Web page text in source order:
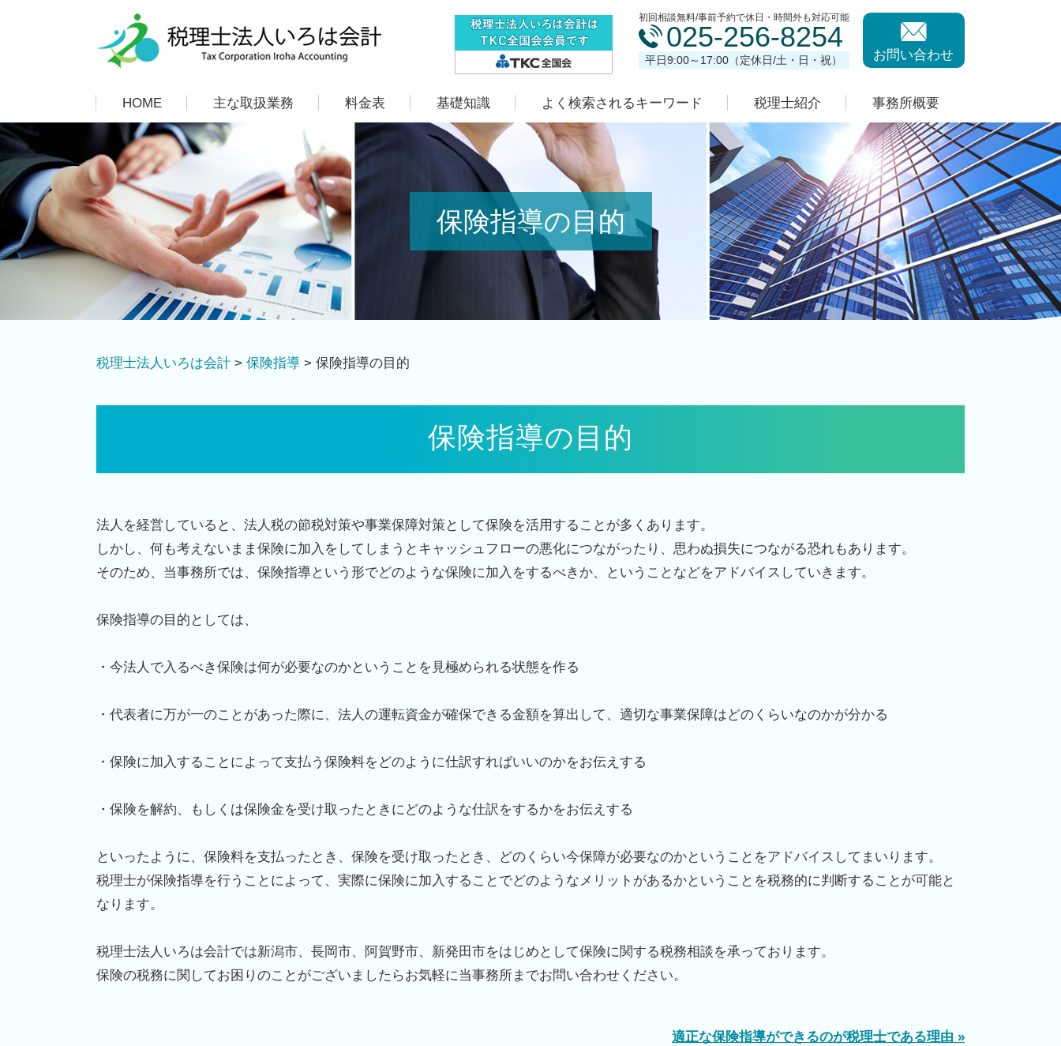
保険指導の目的
初回相談無料/事前予約で休日・時間外も対応可能
025-256-8254
平日9:00～17:00（定休日/土・日・祝） お問い合わせ
HOME 主な取扱業務 料金表 基礎知識 よく検索されるキーワード 税理士紹介 事務所概要
税理士法人いろは会計 > 保険指導 > 保険指導の目的
保険指導の目的
法人を経営していると、法人税の節税対策や事業保障対策として保険を活用することが多くあります。
しかし、何も考えないまま保険に加入をしてしまうとキャッシュフローの悪化につながったり、思わぬ損失につながる恐れもあります。
そのため、当事務所では、保険指導という形でどのような保険に加入をするべきか、ということなどをアドバイスしていきます。
保険指導の目的としては、
・今法人で入るべき保険は何が必要なのかということを見極められる状態を作る
・代表者に万が一のことがあった際に、法人の運転資金が確保できる金額を算出して、適切な事業保障はどのくらいなのかが分かる
・保険に加入することによって支払う保険料をどのように仕訳すればいいのかをお伝えする
・保険を解約、もしくは保険金を受け取ったときにどのような仕訳をするかをお伝えする
といったように、保険料を支払ったとき、保険を受け取ったとき、どのくらい今保障が必要なのかということをアドバイスしてまいります。
税理士が保険指導を行うことによって、実際に保険に加入することでどのようなメリットがあるかということを税務的に判断することが可能と
なります。
税理士法人いろは会計では新潟市、長岡市、阿賀野市、新発田市をはじめとして保険に関する税務相談を承っております。
保険の税務に関してお困りのことがございましたらお気軽に当事務所までお問い合わせください。
適正な保険指導ができるのが税理士である理由 »